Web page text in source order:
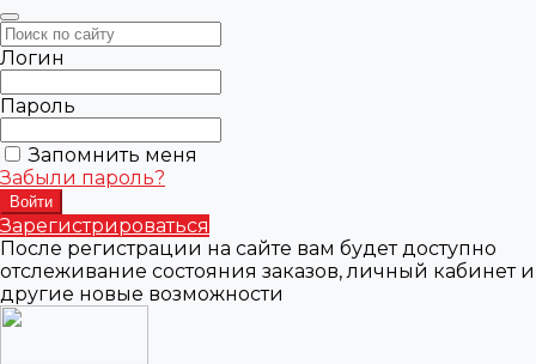
Логин
Пароль
Запомнить меня
Забыли пароль?
Зарегистрироваться
После регистрации на сайте вам будет доступно
отслеживание состояния заказов, личный кабинет и
другие новые возможности